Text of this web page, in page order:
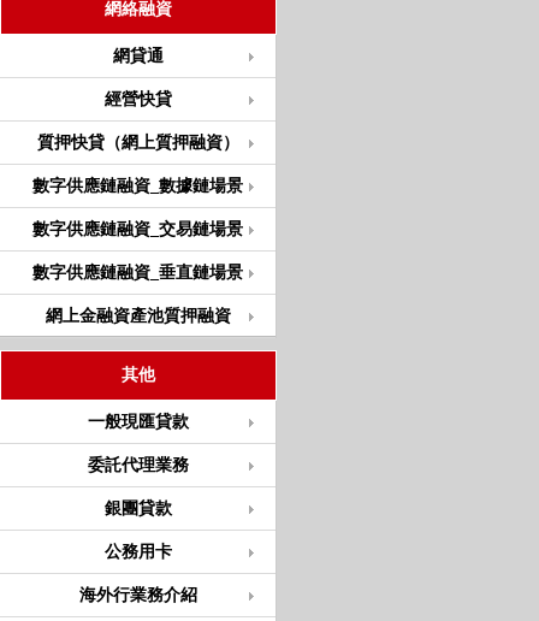
網絡融資
網貸通
經營快貸
質押快貸（網上質押融資）
數字供應鏈融資_數據鏈場景
數字供應鏈融資_交易鏈場景
數字供應鏈融資_垂直鏈場景
網上金融資產池質押融資
其他
一般現匯貸款
委託代理業務
銀團貸款
公務用卡
海外行業務介紹